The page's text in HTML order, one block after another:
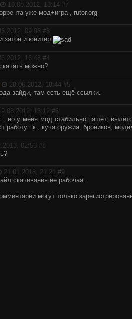
19.08.2012, 13:14 #7
уже мод+игра , rutor.org
09:08 #3
затон и юнитер
16:48 #4
можно?
28.06.2012, 18:44 #5
зайди, там есть ещё ссылки.
13:12 #6
, но у меня мод стабильно пашет,
работу пк , куча оружия, броников,
02:56 #8
21.01.2018, 21:21 #9
скачивания не рабочая.
могут только